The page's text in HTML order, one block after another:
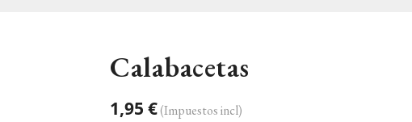
Calabacetas
1,95 €(Impuestos incl)